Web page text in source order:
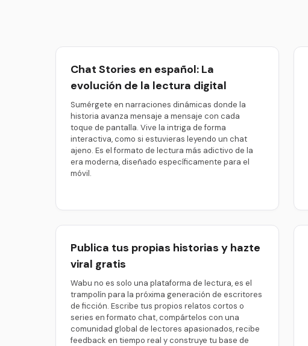
Chat Stories en español: La
evolución de la lectura digital
Sumérgete en narraciones dinámicas donde la
historia avanza mensaje a mensaje con cada
toque de pantalla. Vive la intriga de forma
interactiva, como si estuvieras leyendo un chat
ajeno. Es el formato de lectura más adictivo de la
era moderna, diseñado específicamente para el
móvil.
Publica tus propias historias y hazte
viral gratis
Wabu no es solo una plataforma de lectura, es el
trampolín para la próxima generación de escritores
de ficción. Escribe tus propios relatos cortos o
series en formato chat, compártelos con una
comunidad global de lectores apasionados, recibe
feedback en tiempo real y construye tu base de